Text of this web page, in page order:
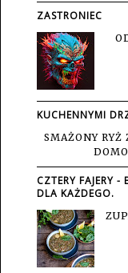
ZASTRONIEC
KUCHENNYMI
SMAŻONY
CZTERY FAJERY -
DLA KAŻDEGO.